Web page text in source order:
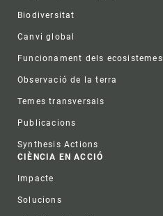
Biodiversitat
Canvi global
Funcionament dels ecosistemes
Observació de la terra
Temes transversals
Publicacions
Synthesis Actions
CIÈNCIA EN ACCIÓ
Impacte
Solucions